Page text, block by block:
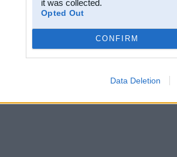
it was collected.
Opted Out
CONFIRM
Data Deletion